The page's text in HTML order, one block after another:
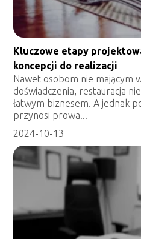
Kluczowe etapy
koncepcji do realizacji
Nawet osobom nie mającym
doświadczenia, restauracja
łatwym biznesem. A jednak
przynosi prowa...
2024-10-13